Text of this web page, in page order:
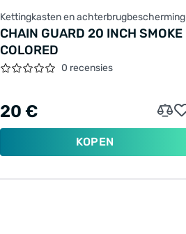
Kettingkasten en achterbrugbescherming
CHAIN GUARD 20 INCH SMOKE
COLORED
0 recensies
20 €
KOPEN